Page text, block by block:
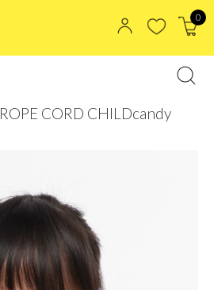
0
ROPE CORD CHILDcandy